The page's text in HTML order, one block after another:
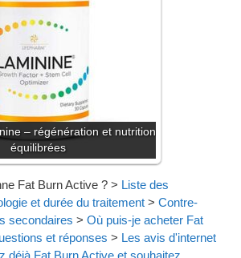
– régénération et nutrition
équilibrées
Fat Burn Active ? > Liste des
et durée du traitement > Contre-
secondaires > Où puis-je acheter Fat
et réponses > Les avis d'internet
déjà Fat Burn Active et souhaitez